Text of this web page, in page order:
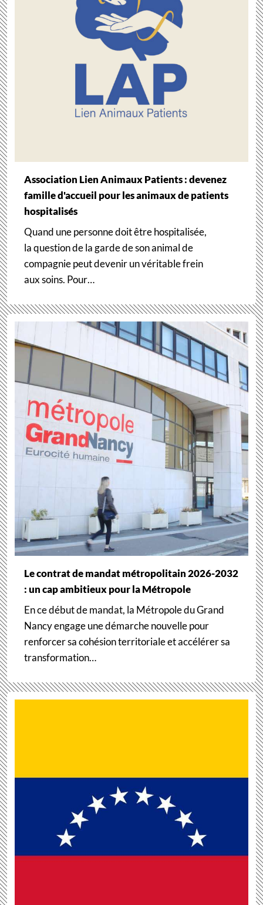
Association Lien Animaux Patients : devenez
famille d'accueil pour les animaux de patients
hospitalisés
Quand une personne doit être hospitalisée,
la question de la garde de son animal de
compagnie peut devenir un véritable frein
aux soins. Pour…
Le contrat de mandat métropolitain 2026-2032
: un cap ambitieux pour la Métropole
En ce début de mandat, la Métropole du Grand
Nancy engage une démarche nouvelle pour
renforcer sa cohésion territoriale et accélérer sa
transformation…